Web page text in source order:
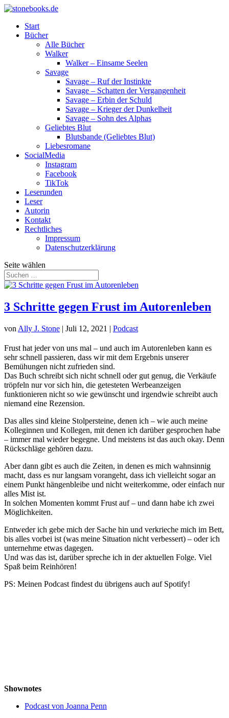
Start
Bücher
Alle Bücher
Walker
Walker – Einsame Seelen
Savage
Savage – Ruf der Instinkte
Savage – Schatten der Vergangenheit
Savage – Erbin der Schuld
Savage – Krieger der Dunkelheit
Savage – Sohn des Alphas
Geliebtes Blut
Blutsbande (Geliebtes Blut)
Liebesromane
SocialMedia
Instagram
Facebook
TikTok
Leserunden
Leser
Autorin
Kontakt
Rechtliches
Impressum
Datenschutzerklärung
Seite wählen
3 Schritte gegen Frust im Autorenleben
von Ally J. Stone | Juli 12, 2021 | Podcast
Frust hat jeder von uns mal – und auch im Autorenleben kann es
sehr schnell passieren, dass wir mit dem Ergebnis unserer
Bemühungen nicht zufrieden sind.
Das Buch schreibt sich nicht schnell oder gut genug, die Verkäufe
tröpfeln nur vor sich hin, die getesteten Werbeanzeigen
funktionieren nicht so wie gewünscht und irgendwie schreibt auch
niemand eine Rezension.
Das alles sind kleine Stolpersteine, denen ich – wie auch meine
Kolleginnen und Kollegen, mit denen ich darüber gesprochen habe
– immer mal wieder begegne. Und meistens ist das auch okay. Denn
Rückschläge gehören dazu.
Aber dann gibt es auch die Zeiten, in denen es mich wahnsinnig
macht, dass es nur langsam vorangeht, dass ich vielleicht sogar an
einem Punkt hängenbleibe und nicht weiterkomme, oder einfach nur
alles Mist ist.
In solchen Momenten kommt Frust auf – und dann habe ich zwei
Möglichkeiten.
Entweder ich gebe mich der Sache hin und verkrieche mich im Bett,
bis alles vorbei ist (was meine Situation nicht verbessert) – oder ich
unternehme etwas dagegen.
Und was das ist, darüber spreche ich in der aktuellen Folge. Viel
Spaß beim Reinhören!
PS: Meinen Podcast findest du übrigens auch auf Spotify!
Shownotes
Podcast von Joanna Penn